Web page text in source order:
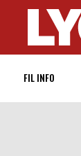
FIL INFO